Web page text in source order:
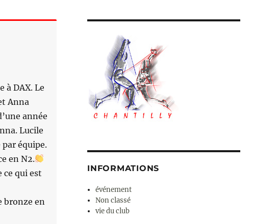
à DAX. Le
Anna
année
Lucile
équipe.
en N2.
ce qui est
bronze en
INFORMATIONS
événement
Non classé
vie du club